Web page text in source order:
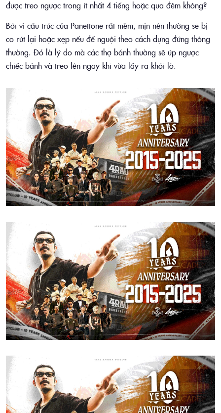
được treo ngược trong ít nhất 4 tiếng hoặc qua đêm không?
Bởi vì cấu trúc của Panettone rất mềm, mịn nên thường sẽ bị
co rút lại hoặc xẹp nếu để nguội theo cách dựng đứng thông
thường. Đó là lý do mà các thợ bánh thường sẽ úp ngược
chiếc bánh và treo lên ngay khi vừa lấy ra khỏi lò.